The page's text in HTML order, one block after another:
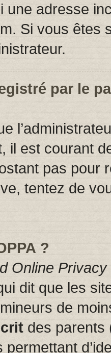
une adresse
Si vous êtes
par le
il est courant
pas pour
tentez de
?
Online
dit que les
de
des parents
permettant